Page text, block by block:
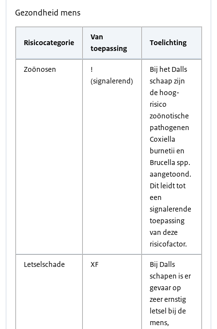
Gezondheid mens
Risicocategorie
Van
toepassing
Toelichting
Zoönosen
!
(signalerend)
Bij het Dalls
schaap zijn
de hoog-
risico
zoönotische
pathogenen
Coxiella
burnetii en
Brucella spp.
aangetoond.
Dit leidt tot
een
signalerende
toepassing
van deze
risicofactor.
Letselschade XF
Bij Dalls
schapen is er
gevaar op
zeer ernstig
letsel bij de
mens,